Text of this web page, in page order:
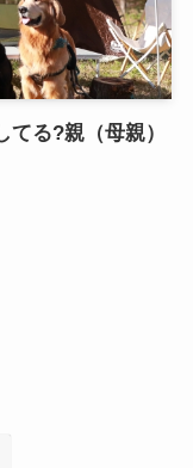
る?親（母親）